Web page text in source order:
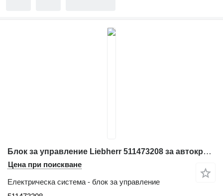
Блок за управление Liebherr 511473208 за автокран Liebherr LTM 1040/1
Цена при поискване
Електрическа система - блок за управление